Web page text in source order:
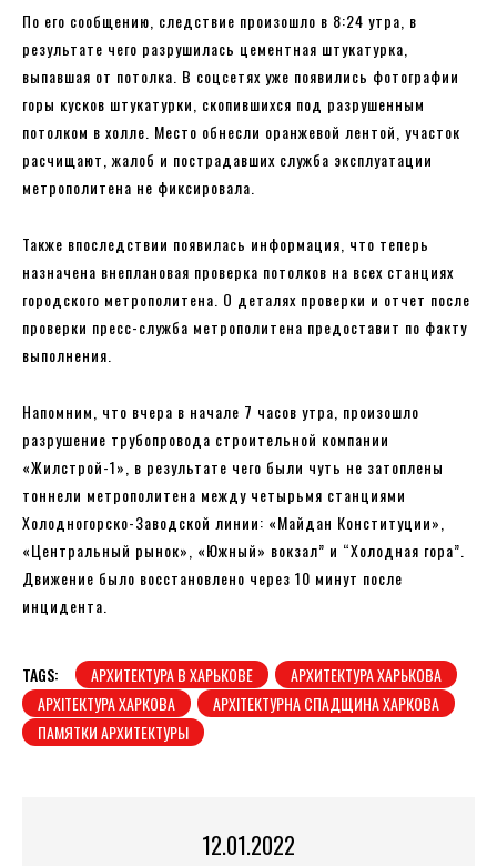
По его сообщению, следствие произошло в 8:24 утра, в
результате чего разрушилась цементная штукатурка,
выпавшая от потолка. В соцсетях уже появились фотографии
горы кусков штукатурки, скопившихся под разрушенным
потолком в холле. Место обнесли оранжевой лентой, участок
расчищают, жалоб и пострадавших служба эксплуатации
метрополитена не фиксировала.
Также впоследствии появилась информация, что теперь
назначена внеплановая проверка потолков на всех станциях
городского метрополитена. О деталях проверки и отчет после
проверки пресс-служба метрополитена предоставит по факту
выполнения.
Напомним, что вчера в начале 7 часов утра, произошло
разрушение трубопровода строительной компании
«Жилстрой-1», в результате чего были чуть не затоплены
тоннели метрополитена между четырьмя станциями
Холодногорско-Заводской линии: «Майдан Конституции»,
«Центральный рынок», «Южный» вокзал” и “Холодная гора”.
Движение было восстановлено через 10 минут после
инцидента.
TAGS: АРХИТЕКТУРА В ХАРЬКОВЕ
АРХИТЕКТУРА ХАРЬКОВА
АРХІТЕКТУРА ХАРКОВА
АРХІТЕКТУРНА СПАДЩИНА ХАРКОВА
ПАМЯТКИ АРХИТЕКТУРЫ
12.01.2022